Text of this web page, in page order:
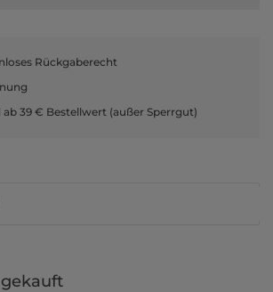
Rückgaberecht
ab 39 € Bestellwert (außer Sperrgut)